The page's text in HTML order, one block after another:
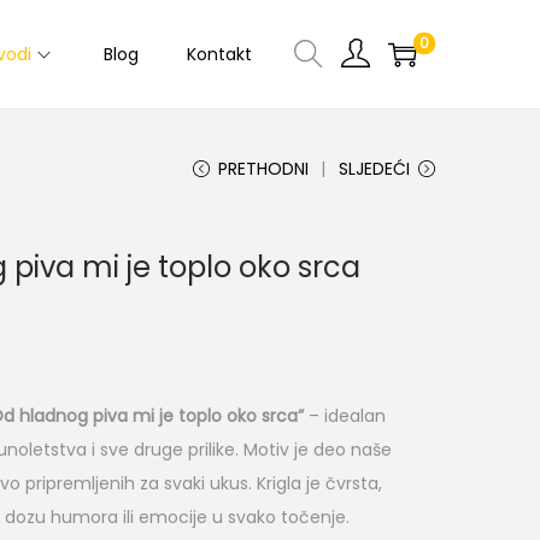
Blog Kontakt 0
PRETHODNI SLJEDEĆI
piva mi je toplo oko srca
hladnog piva mi je toplo oko srca”– idealan
i sve druge prilike. Motiv je deo naše
pripremljenih za svaki ukus. Krigla je čvrsta,
humora ili emocije u svako točenje.